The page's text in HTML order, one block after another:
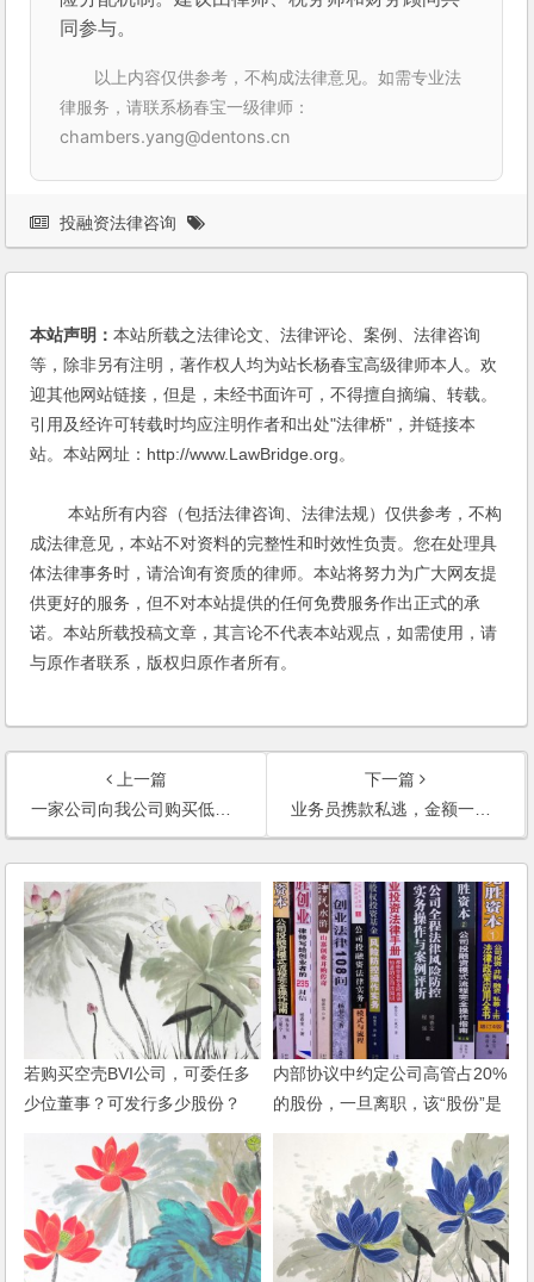
同参与。
以上内容仅供参考，不构成法律意见。如需专业法
律服务，请联系杨春宝一级律师：
chambers.yang@dentons.cn
投融资法律咨询
本站声明：本站所载之法律论文、法律评论、案例、法律咨询
等，除非另有注明，著作权人均为站长杨春宝高级律师本人。欢
迎其他网站链接，但是，未经书面许可，不得擅自摘编、转载。
引用及经许可转载时均应注明作者和出处"法律桥"，并链接本
站。本站网址：http://www.LawBridge.org。
本站所有内容（包括法律咨询、法律法规）仅供参考，不构
成法律意见，本站不对资料的完整性和时效性负责。您在处理具
体法律事务时，请洽询有资质的律师。本站将努力为广大网友提
供更好的服务，但不对本站提供的任何免费服务作出正式的承
诺。本站所载投稿文章，其言论不代表本站观点，如需使用，请
与原作者联系，版权归原作者所有。
上一篇
一家公司向我公司购买低档次的产品，然后用以次充好的方法冒充我公司高档次产品转手，这样是否需要负法律责任？
下一篇
业务员携款私逃，金额一万多，是否构成法律制裁的限额？企业如何要回款项？
若购买空壳BVI公司，可委任多
少位董事？可发行多少股份？
内部协议中约定公司高管占20%
的股份，一旦离职，该“股份”是